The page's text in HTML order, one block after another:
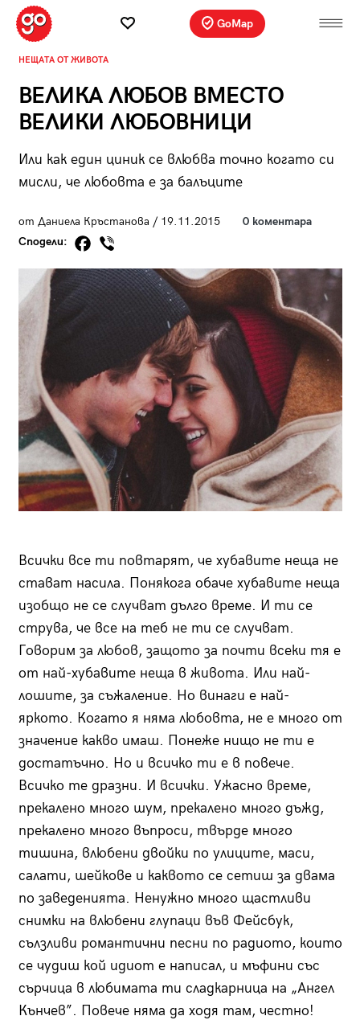
GoMap
НЕЩАТА ОТ ЖИВОТА
ВЕЛИКА ЛЮБОВ ВМЕСТО
ВЕЛИКИ ЛЮБОВНИЦИ
Или как един циник се влюбва точно когато си
мисли, че любовта е за балъците
от Даниела Кръстанова / 19.11.2015
0 коментара
Сподели:
Всички все ти повтарят, че хубавите неща не
стават насила. Понякога обаче хубавите неща
изобщо не се случват дълго време. И ти се
струва, че все на теб не ти се случват.
Говорим за любов, защото за почти всеки тя е
от най-хубавите неща в живота. Или най-
лошите, за съжаление. Но винаги е най-
яркото. Когато я няма любовта, не е много от
значение какво имаш. Понеже нищо не ти е
достатъчно. Но и всичко ти е в повече.
Всичко те дразни. И всички. Ужасно време,
прекалено много шум, прекалено много дъжд,
прекалено много въпроси, твърде много
тишина, влюбени двойки по улиците, маси,
салати, шейкове и каквото се сетиш за двама
по заведенията. Ненужно много щастливи
снимки на влюбени глупаци във Фейсбук,
сълзливи романтични песни по радиото, които
се чудиш кой идиот е написал, и мъфини със
сърчица в любимата ти сладкарница на „Ангел
Кънчев”. Повече няма да ходя там, честно!